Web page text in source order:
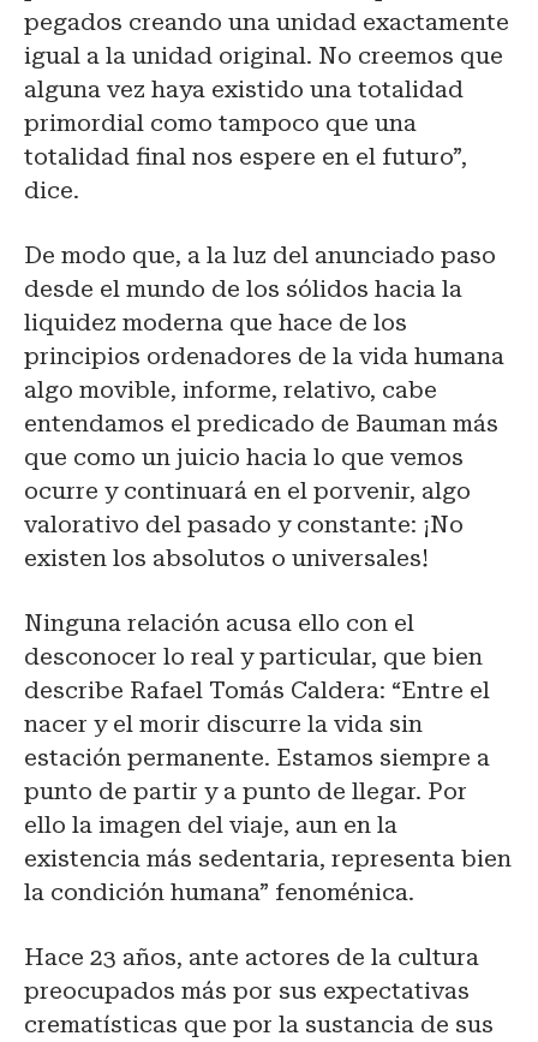
pegados creando una unidad exactamente
igual a la unidad original. No creemos que
alguna vez haya existido una totalidad
primordial como tampoco que una
totalidad final nos espere en el futuro”,
dice.
De modo que, a la luz del anunciado paso
desde el mundo de los sólidos hacia la
liquidez moderna que hace de los
principios ordenadores de la vida humana
algo movible, informe, relativo, cabe
entendamos el predicado de Bauman más
que como un juicio hacia lo que vemos
ocurre y continuará en el porvenir, algo
valorativo del pasado y constante: ¡No
existen los absolutos o universales!
Ninguna relación acusa ello con el
desconocer lo real y particular, que bien
describe Rafael Tomás Caldera: “Entre el
nacer y el morir discurre la vida sin
estación permanente. Estamos siempre a
punto de partir y a punto de llegar. Por
ello la imagen del viaje, aun en la
existencia más sedentaria, representa bien
la condición humana” fenoménica.
Hace 23 años, ante actores de la cultura
preocupados más por sus expectativas
crematísticas que por la sustancia de sus